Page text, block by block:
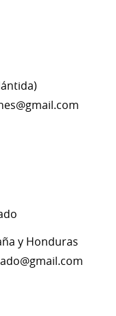
y Honduras